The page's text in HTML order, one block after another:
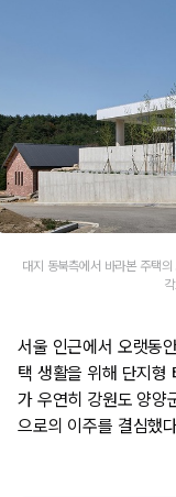
대지 동북측에서 바라본 주택
서울 인근에서 오랫동
택 생활을 위해 단지형
가 우연히 강원도 양양
으로의 이주를 결심했